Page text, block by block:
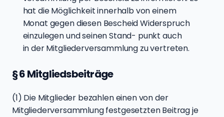
hat die Möglichkeit innerhalb von einem
Monat gegen diesen Bescheid Widerspruch
einzulegen und seinen Stand- punkt auch
in der Mitgliederversammlung zu vertreten.
§ 6 Mitgliedsbeiträge
(1) Die Mitglieder bezahlen einen von der
Mitgliederversammlung festgesetzten Beitrag je